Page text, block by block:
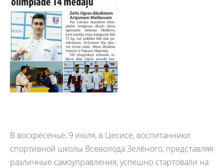
В воскресенье, 9 июля, в Цесисе, воспитанники
спортивной школы Всеволода Зелёного, представляя
различные самоуправления, успешно стартовали на